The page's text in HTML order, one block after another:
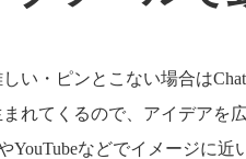
い・ピンとこない場合は
れてくるので、アイデアを
YouTubeなどでイメージに